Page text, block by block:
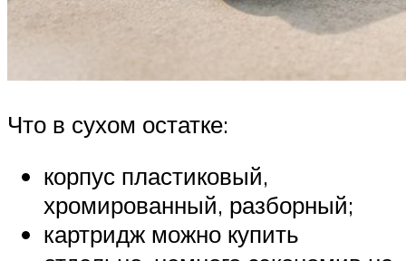
Что в сухом остатке:
корпус пластиковый,
хромированный, разборный;
картридж можно купить